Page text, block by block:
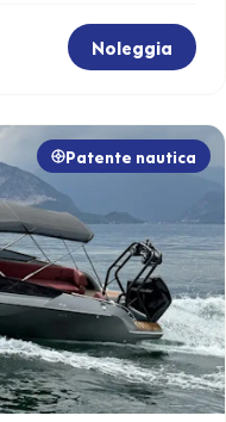
Noleggia
Patente nautica